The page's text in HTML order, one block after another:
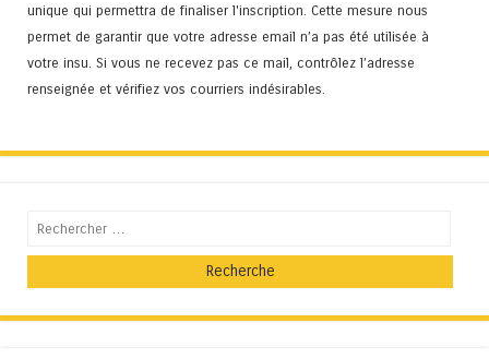
unique qui permettra de finaliser l'inscription. Cette mesure nous
permet de garantir que votre adresse email n’a pas été utilisée à
votre insu. Si vous ne recevez pas ce mail, contrôlez l’adresse
renseignée et vérifiez vos courriers indésirables.
Recherche